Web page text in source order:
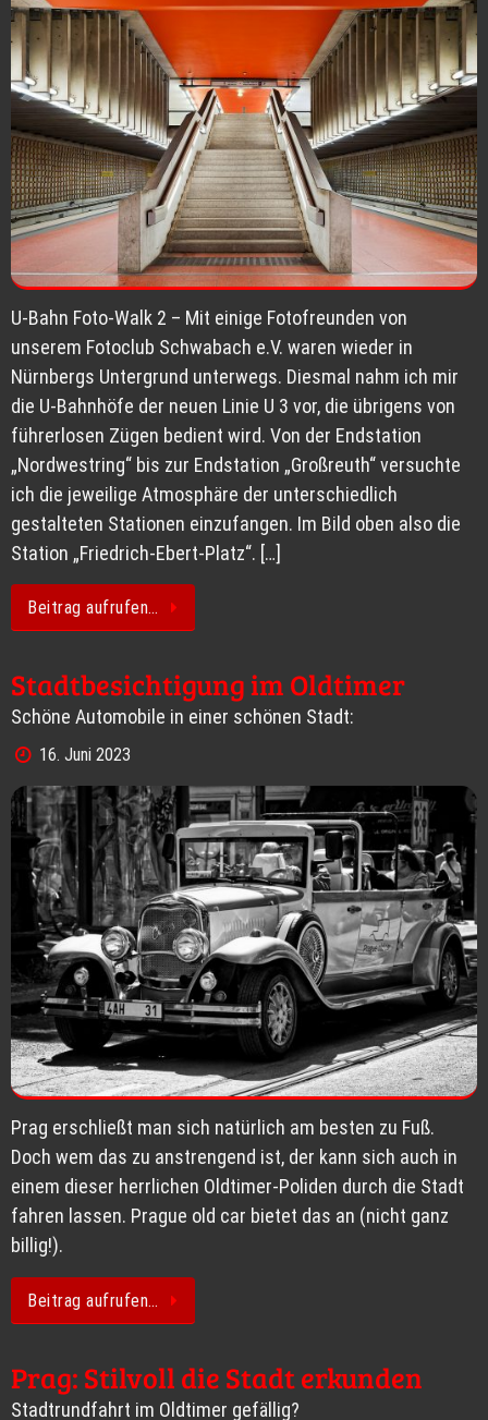
U-Bahn Foto-Walk 2 – Mit einige Fotofreunden von
unserem Fotoclub Schwabach e.V. waren wieder in
Nürnbergs Untergrund unterwegs. Diesmal nahm ich mir
die U-Bahnhöfe der neuen Linie U 3 vor, die übrigens von
führerlosen Zügen bedient wird. Von der Endstation
„Nordwestring“ bis zur Endstation „Großreuth“ versuchte
ich die jeweilige Atmosphäre der unterschiedlich
gestalteten Stationen einzufangen. Im Bild oben also die
Station „Friedrich-Ebert-Platz“. […]
Beitrag aufrufen…
Stadtbesichtigung im Oldtimer
Schöne Automobile in einer schönen Stadt:
16. Juni 2023
Prag erschließt man sich natürlich am besten zu Fuß.
Doch wem das zu anstrengend ist, der kann sich auch in
einem dieser herrlichen Oldtimer-Poliden durch die Stadt
fahren lassen. Prague old car bietet das an (nicht ganz
billig!).
Beitrag aufrufen…
Prag: Stilvoll die Stadt erkunden
Stadtrundfahrt im Oldtimer gefällig?